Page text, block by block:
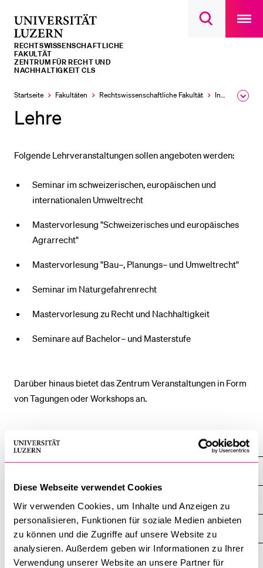
Diese Webseite verwendet Cookies
Wir verwenden Cookies, um Inhalte und Anzeigen zu
personalisieren, Funktionen für soziale Medien anbieten
zu können und die Zugriffe auf unsere Website zu
analysieren. Außerdem geben wir Informationen zu Ihrer
Verwendung unserer Website an unsere Partner für
Suchdialog
main
RECHTS­­WISSENSCHAFTLICHE
FAKULTÄT
ZENTRUM FÜR RECHT UND
NACHHALTIGKEIT CLS
Startseite Fakultäten Rechtswissenschaftliche Fakultät Institute, Akademien, Zentren
Institute, Akademien, Zentren
Übersicht
News
Veranstaltungen
Lehre
Folgende Lehrveranstaltungen sollen angeboten werden:
Seminar im schweizerischen, europäischen und
internationalen Umweltrecht
Mastervorlesung "Schweizerisches und europäisches
Agrarrecht"
Mastervorlesung "Bau–, Planungs– und Umweltrecht"
Seminar im Naturgefahrenrecht
Mastervorlesung zu Recht und Nachhaltigkeit
Seminare auf Bachelor– und Masterstufe
Darüber hinaus bietet das Zentrum Veranstaltungen in Form
von Tagungen oder Workshops an.
LETZTE SUCHEN
Sie haben noch keine Suche getätigt.
Schulklassen und Lehrpersonen
Studien­interessierte
Forschende
Mitarbeitende
Alumni
Stellensuchende
Förderer
Medien
Vorlesungsverzeichnis
Bibliothek
Menuplan Mensa
Anmeldung und Zulassung